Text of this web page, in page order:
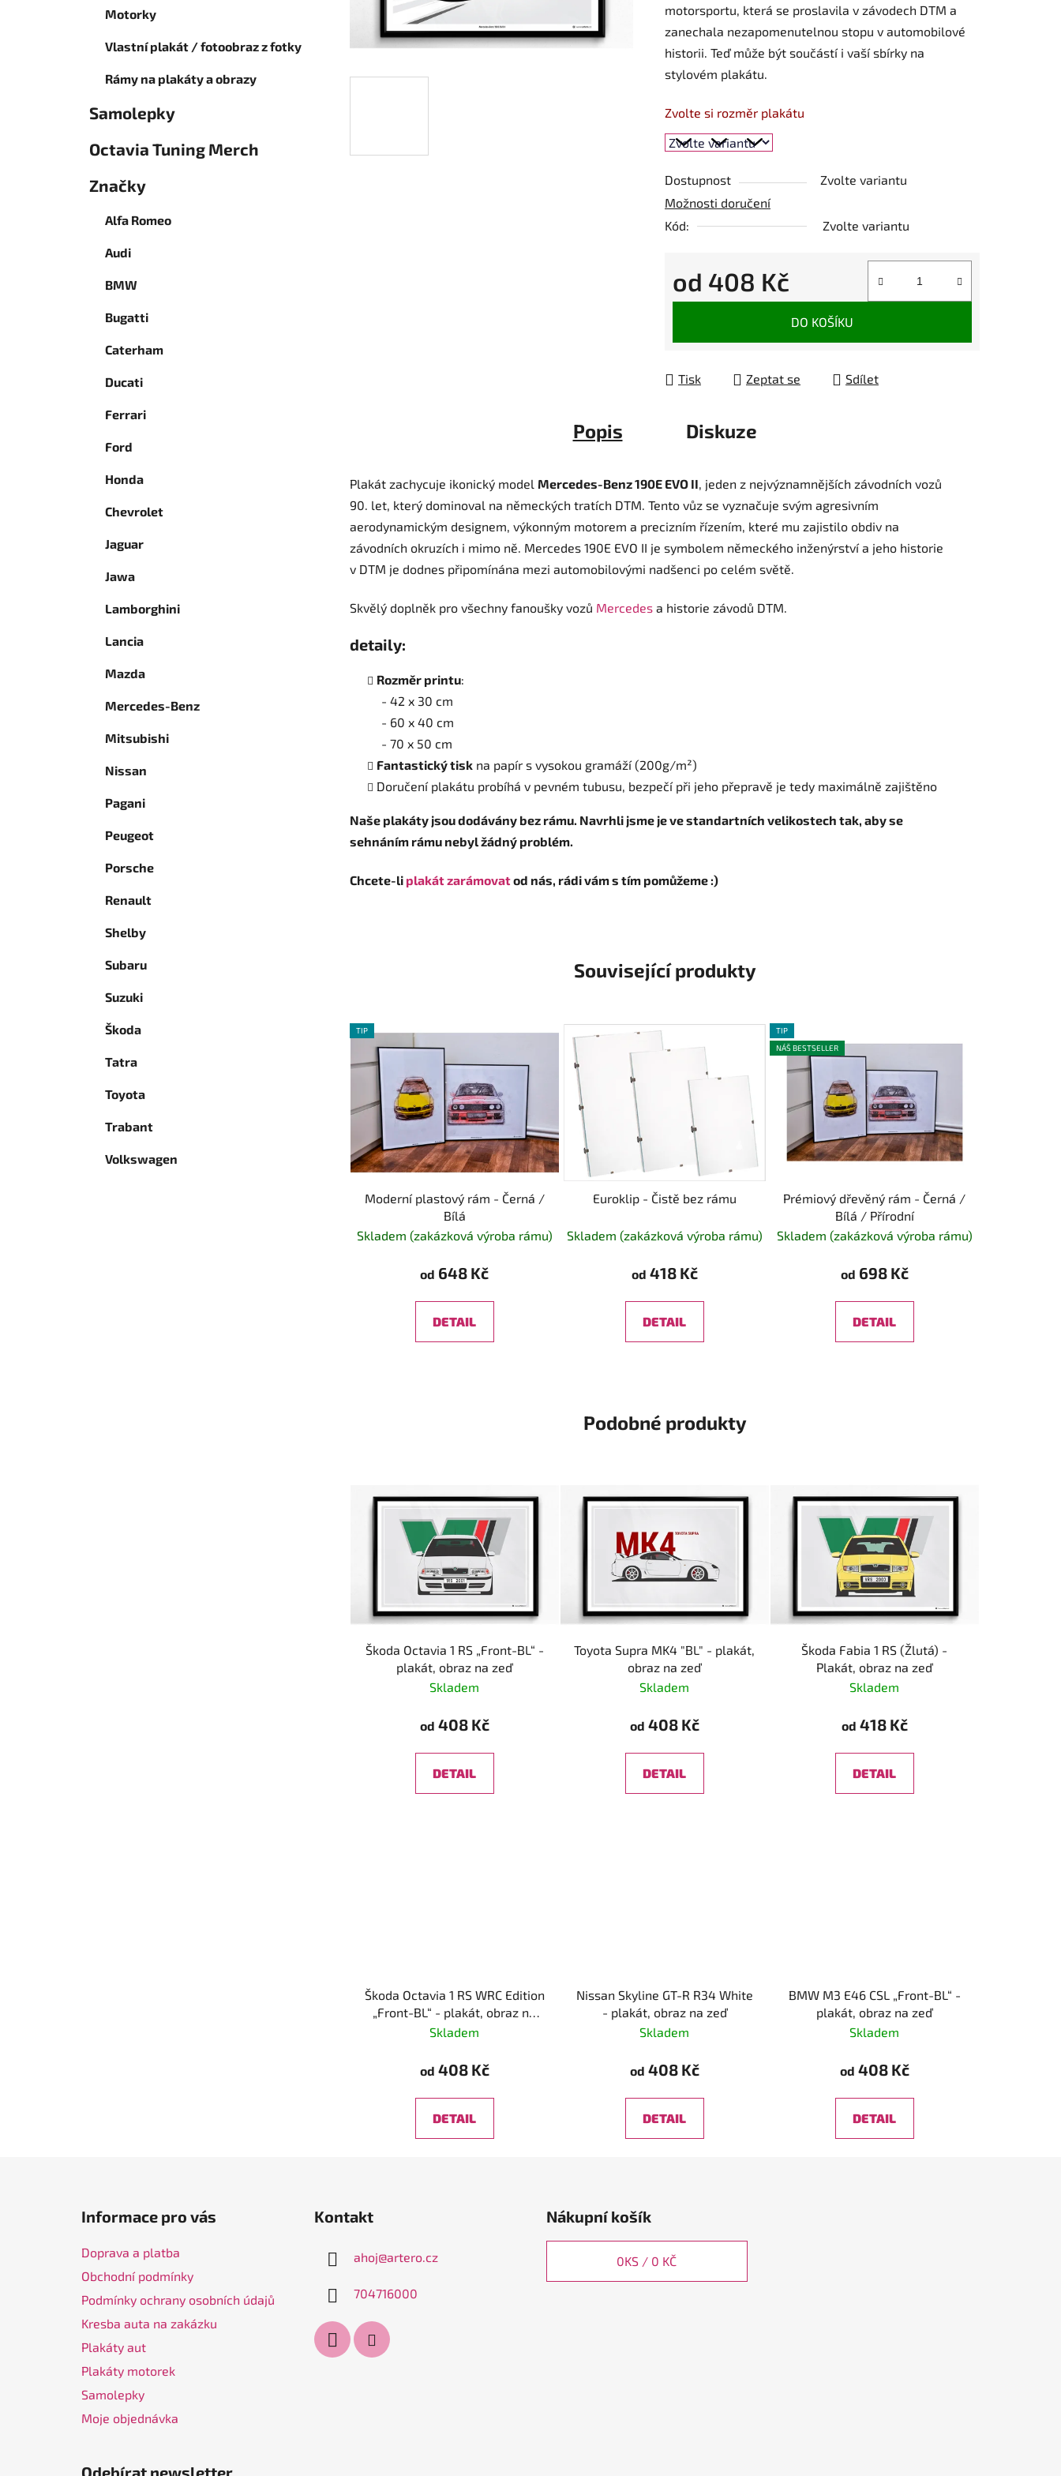
Motorky
Vlastní plakát / fotoobraz z fotky
Rámy na plakáty a obrazy
Samolepky
Octavia Tuning Merch
Značky
Alfa Romeo
Audi
BMW
Bugatti
Caterham
Ducati
Ferrari
Ford
Honda
Chevrolet
Jaguar
Jawa
Lamborghini
Lancia
Mazda
Mercedes-Benz
Mitsubishi
Nissan
Pagani
Peugeot
Porsche
Renault
Shelby
Subaru
Suzuki
Škoda
Tatra
Toyota
Trabant
Volkswagen
motorsportu, která se proslavila v závodech DTM a
zanechala nezapomenutelnou stopu v automobilové
historii. Teď může být součástí i vaší sbírky na
stylovém plakátu.
Zvolte si rozměr plakátu
Dostupnost
Zvolte variantu
Možnosti doručení
Kód:
Zvolte variantu
od 408 Kč
Měrná cena:
DO KOŠÍKU
Tisk Zeptat se Sdílet
Popis Diskuze
Plakát zachycuje ikonický model Mercedes-Benz 190E EVO II, jeden z nejvýznamnějších závodních vozů
90. let, který dominoval na německých tratích DTM. Tento vůz se vyznačuje svým agresivním
aerodynamickým designem, výkonným motorem a precizním řízením, které mu zajistilo obdiv na
závodních okruzích i mimo ně. Mercedes 190E EVO II je symbolem německého inženýrství a jeho historie
v DTM je dodnes připomínána mezi automobilovými nadšenci po celém světě.
Skvělý doplněk pro všechny fanoušky vozů Mercedes a historie závodů DTM.
detaily:
Rozměr printu:
- 42 x 30 cm
- 60 x 40 cm
- 70 x 50 cm
Fantastický tisk na papír s vysokou gramáží (200g/m²)
Doručení plakátu probíhá v pevném tubusu, bezpečí při jeho přepravě je tedy maximálně zajištěno
Naše plakáty jsou dodávány bez rámu. Navrhli jsme je ve standartních velikostech tak, aby se
sehnáním rámu nebyl žádný problém.
Chcete-li plakát zarámovatod nás, rádi vám s tím pomůžeme :)
Související produkty
TIP
Moderní plastový rám - Černá /
Bílá
Skladem (zakázková výroba rámu)
od 648 Kč
DETAIL
Euroklip - Čistě bez rámu
Skladem (zakázková výroba rámu)
od 418 Kč
DETAIL
TIP
NÁŠ BESTSELLER
Prémiový dřevěný rám - Černá /
Bílá / Přírodní
Skladem (zakázková výroba rámu)
od 698 Kč
DETAIL
Podobné produkty
Škoda Octavia 1 RS „Front-BL“ -
plakát, obraz na zeď
Skladem
od 408 Kč
DETAIL
Toyota Supra MK4 "BL" - plakát,
obraz na zeď
Skladem
od 408 Kč
DETAIL
Škoda Fabia 1 RS (Žlutá) -
Plakát, obraz na zeď
Skladem
od 418 Kč
DETAIL
Škoda Octavia 1 RS WRC Edition
„Front-BL“ - plakát, obraz na
zeď
Skladem
od 408 Kč
DETAIL
Nissan Skyline GT-R R34 White
- plakát, obraz na zeď
Skladem
od 408 Kč
DETAIL
BMW M3 E46 CSL „Front-BL“ -
plakát, obraz na zeď
Skladem
od 408 Kč
DETAIL
Informace pro vás
Doprava a platba
Obchodní podmínky
Podmínky ochrany osobních údajů
Kresba auta na zakázku
Plakáty aut
Plakáty motorek
Samolepky
Moje objednávka
Kontakt
ahoj@artero.cz
704716000
Nákupní košík
0KS / 0 KČ
Odebírat newsletter